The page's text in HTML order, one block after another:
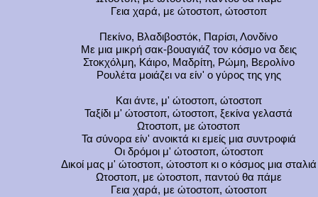
Γεια χαρά, με ώτοστοπ, ώτοστοπ
Πεκίνο, Βλαδιβοστόκ, Παρίσι, Λονδίνο
Με μια μικρή σακ-βουαγιάζ τον κόσμο να δεις
Στοκχόλμη, Κάιρο, Μαδρίτη, Ρώμη, Βερολίνο
Ρουλέτα μοιάζει να είν' ο γύρος της γης
Και άντε, μ' ώτοστοπ, ώτοστοπ
Ταξίδι μ' ώτοστοπ, ώτοστοπ, ξεκίνα γελαστά
Ωτοστοπ, με ώτοστοπ
Τα σύνορα είν' ανοικτά κι εμείς μια συντροφιά
Οι δρόμοι μ' ώτοστοπ, ώτοστοπ
Δικοί μας μ' ώτοστοπ, ώτοστοπ κι ο κόσμος μια σταλιά
Ωτοστοπ, με ώτοστοπ, παντού θα πάμε
Γεια χαρά, με ώτοστοπ, ώτοστοπ